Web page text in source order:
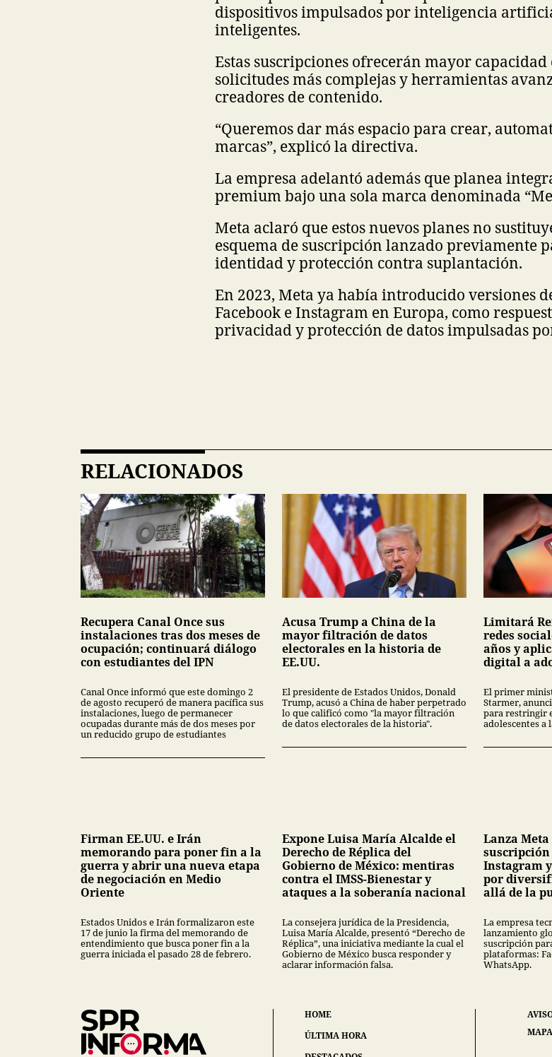
dispositivos impulsados por inteligencia
inteligentes.
Estas suscripciones ofrecerán mayor
solicitudes más complejas y herramientas
creadores de contenido.
“Queremos dar más espacio para crear,
marcas”, explicó la directiva.
La empresa adelantó además que planea
premium bajo una sola marca denominada
Meta aclaró que estos nuevos planes no
esquema de suscripción lanzado previamente
identidad y protección contra suplantación.
En 2023, Meta ya había introducido versiones
Facebook e Instagram en Europa, como
privacidad y protección de datos impulsadas
RELACIONADOS
Recupera Canal Once sus
instalaciones tras dos meses de
ocupación; continuará diálogo
con estudiantes del IPN
Canal Once informó que este domingo 2
de agosto recuperó de manera pacífica sus
instalaciones, luego de permanecer
ocupadas durante más de dos meses por
un reducido grupo de estudiantes
Acusa Trump a China de la
mayor filtración de datos
electorales en la historia de
EE.UU.
El presidente de Estados Unidos, Donald
Trump, acusó a China de haber perpetrado
lo que calificó como "la mayor filtración
de datos electorales de la historia".
Limitará
redes
años y
digital a
El primer
Starmer,
para restringir
adolescentes a
Firman EE.UU. e Irán
memorando para poner fin a la
guerra y abrir una nueva etapa
de negociación en Medio
Oriente
Estados Unidos e Irán formalizaron este
17 de junio la firma del memorando de
entendimiento que busca poner fin a la
guerra iniciada el pasado 28 de febrero.
Expone Luisa María Alcalde el
Derecho de Réplica del
Gobierno de México: mentiras
contra el IMSS-Bienestar y
ataques a la soberanía nacional
La consejera jurídica de la Presidencia,
Luisa María Alcalde, presentó “Derecho de
Réplica”, una iniciativa mediante la cual el
Gobierno de México busca responder y
aclarar información falsa.
Lanza
suscripción
Instagram
por
allá de la
La empresa
lanzamiento
suscripción
plataformas:
WhatsApp.
HOME
ÚLTIMA HORA